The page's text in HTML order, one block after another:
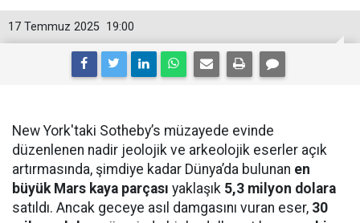
19:00
17 Temmuz 2025
New York'taki Sotheby’s müzayede evinde
düzenlenen nadir jeolojik ve arkeolojik eserler açık
artırmasında, şimdiye kadar Dünya’da bulunan en
büyük Mars kaya parçası yaklaşık 5,3 milyon dolara
satıldı. Ancak geceye asıl damgasını vuran eser, 30